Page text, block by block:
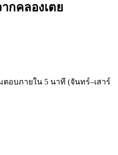
กคลองเตย
อบภายใน 5 นาที (จันทร์–เสาร์